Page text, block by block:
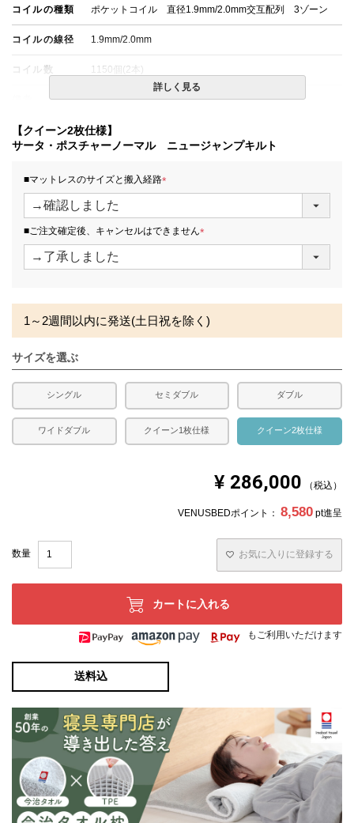
コイルの種類 ポケットコイル 直径1.9mm/2.0mm交互配列 3ゾーン
コイルの線径 1.9mm/2.0mm
コイル数 1150個(2本)
・価格はマットレス単体購入の金額です。
※北海道・沖縄・離島等一部地域へのお届けは別途送料が
発生する場合がございます。また、発送予定も変更になる
場合があります。
詳しく見る
【クイーン2枚仕様】
サータ・ポスチャーノーマル ニュージャンプキルト
■マットレスのサイズと搬入経路
(
)
■ご注文確定後、キャンセルはできません
(
1～2週間以内に発送(土日祝を除く)
サイズを選ぶ
シングル セミダブル ダブル
ワイドダブル クイーン1枚仕様 クイーン2枚仕様
¥ 286,000 税込
VENUSBEDポイント： 8,580 pt進呈
お気に入りに登録する
カートに入れる
もご利用いただけます
送料込